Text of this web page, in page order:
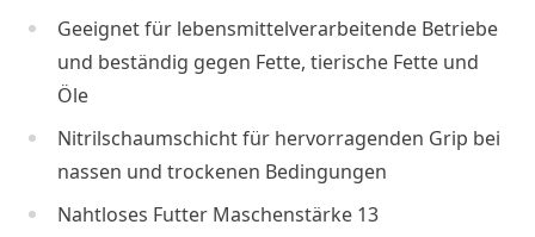
Geeignet für lebensmittelverarbeitende Betriebe
und beständig gegen Fette, tierische Fette und
Öle
Nitrilschaumschicht für hervorragenden Grip bei
nassen und trockenen Bedingungen
Nahtloses Futter Maschenstärke 13